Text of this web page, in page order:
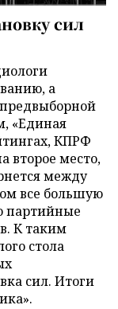
сил
а
«Единая
КПРФ
второе место,
между
все большую
партийные
К таким
стола
сил. Итоги